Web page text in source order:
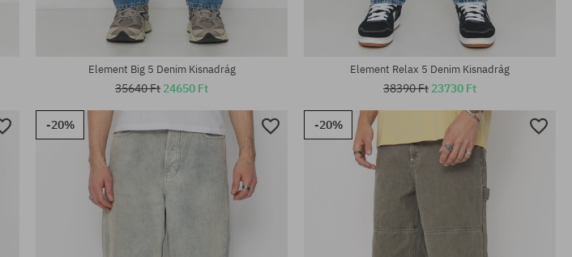
Element Big 5 Denim Kisnadrág
35640 Ft 24650 Ft
Element Relax 5 Denim Kisnadrág
38390 Ft 23730 Ft
-20% -20%